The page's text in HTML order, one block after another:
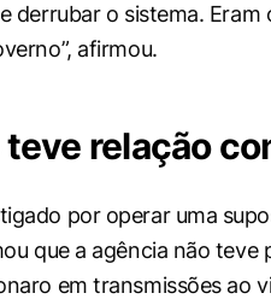
derrubar o sistema.
afirmou.
teve relação
por operar uma
que a agência não
em transmissões ao